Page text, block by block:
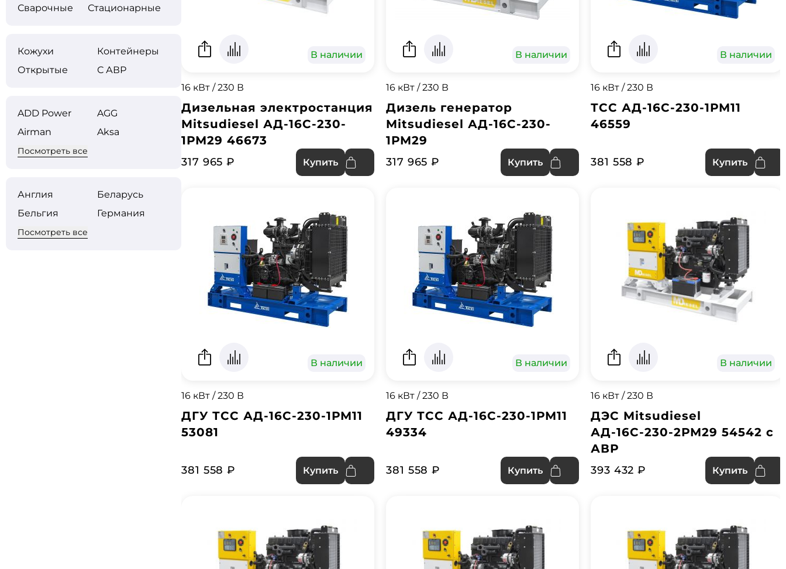
Сварочные
Стационарные
Кожухи
Контейнеры
Открытые
С АВР
ADD Power
AGG
Airman
Aksa
Посмотреть все
Англия
Беларусь
Бельгия
Германия
Посмотреть все
В наличии
16 кВт / 230 В
Дизельная электростанция
Mitsudiesel АД-16С-230-
1РМ29 46673
317 965 ₽ Купить
В наличии
16 кВт / 230 В
Дизель генератор
Mitsudiesel АД-16С-230-
1РМ29
317 965 ₽ Купить
В наличии
16 кВт / 230 В
ТСС АД-16С-230-1РМ11
46559
381 558 ₽ Купить
В наличии
16 кВт / 230 В
ДГУ ТСС АД-16С-230-1РМ11
53081
381 558 ₽ Купить
В наличии
16 кВт / 230 В
ДГУ ТСС АД-16С-230-1РМ11
49334
381 558 ₽ Купить
В наличии
16 кВт / 230 В
ДЭС Mitsudiesel
АД-16С-230-2РМ29 54542 с
АВР
393 432 ₽ Купить